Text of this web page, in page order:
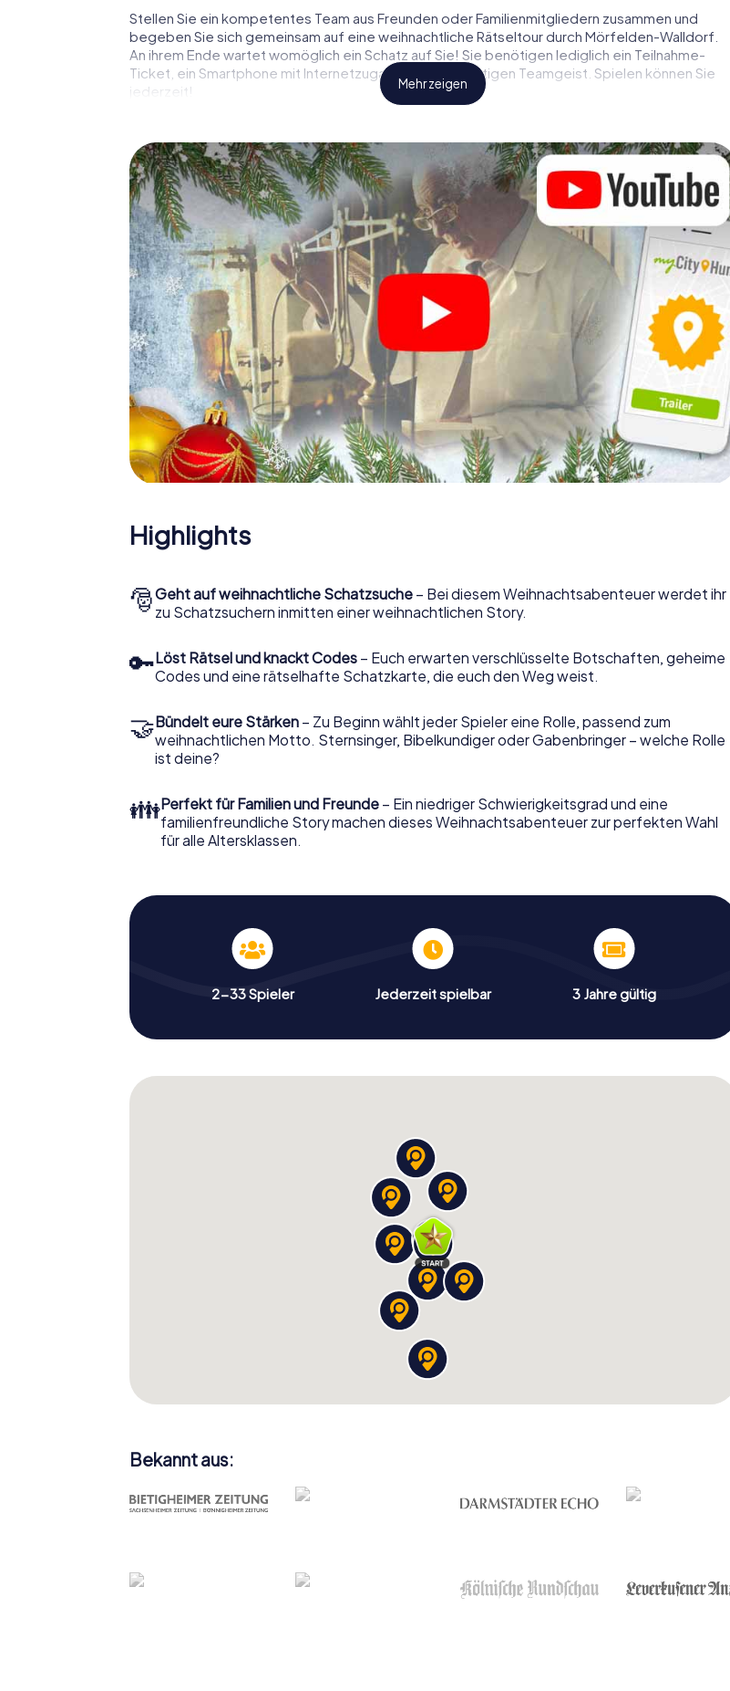
Stellen Sie ein kompetentes Team aus Freunden oder Familienmitgliedern zusammen und
begeben Sie sich gemeinsam auf eine weihnachtliche Rätseltour durch Mörfelden-Walldorf.
An ihrem Ende wartet womöglich ein Schatz auf Sie! Sie benötigen lediglich ein Teilnahme-
Ticket, ein Smartphone mit Internetzugang und den richtigen Teamgeist. Spielen können Sie
jederzeit!
von Mörfelden-Walldorf einlegen – z.B. auf einem Weihnachtsmarkt! Gönnen Sie sich hier ruhig
einen Glühwein oder Kinderpunsch zur Stärkung – doch vergessen Sie nicht, dass irgendwo in
Mörfelden-Walldorf der Weihnachtsschatz auf Sie wartet!
Eine spannende Option für Ihre Weihnachtsfeier in
Mörfelden-Walldorf
Das myCityHunt X-Mas Adventure eignet sich auch hervorragend als Programmpunkt Ihrer
Weihnachtsfeier in Mörfelden-Walldorf: So kann eine interaktive Schnitzeljagd das
gastronomische Programm Ihrer Weihnachtsfeier in Mörfelden-Walldorf ergänzen. Und auch
ein Ausflug zum Weihnachtsmarkt von Mörfelden-Walldorf wird mit dem X-Mas Adventure zu
einem Highlight. Schließlich bietet die Smartphone Schnitzeljagd alles was man von einer
perfekten Weihnachtsfeier in Mörfelden-Walldorf erwartet: Spaß, Teambuilding und eine
stimmungsvolle Weihnachtsthematik. Gönnen Sie Ihren Kollegen also einen unvergesslichen
Ausklang des Jahres und planen Sie unser X-Mas Adventure als Programmpunkt Ihrer
Weihnachtsfeier in Mörfelden-Walldorf ein!
Mehr zeigen
Highlights
🎅Geht auf weihnachtliche Schatzsuche – Bei diesem Weihnachtsabenteuer werdet ihr
zu Schatzsuchern inmitten einer weihnachtlichen Story.
🔑Löst Rätsel und knackt Codes – Euch erwarten verschlüsselte Botschaften, geheime
Codes und eine rätselhafte Schatzkarte, die euch den Weg weist.
🤝Bündelt eure Stärken – Zu Beginn wählt jeder Spieler eine Rolle, passend zum
weihnachtlichen Motto. Sternsinger, Bibelkundiger oder Gabenbringer – welche Rolle
ist deine?
👪Perfekt für Familien und Freunde – Ein niedriger Schwierigkeitsgrad und eine
familienfreundliche Story machen dieses Weihnachtsabenteuer zur perfekten Wahl
für alle Altersklassen.
2-33 Spieler Jederzeit spielbar 3 Jahre gültig
Bekannt aus: